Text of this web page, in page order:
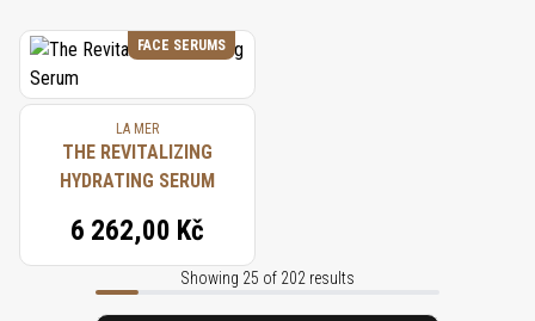
FACE SERUMS
LA MER
THE REVITALIZING
HYDRATING SERUM
6 262,00 Kč
Showing 25 of 202 results